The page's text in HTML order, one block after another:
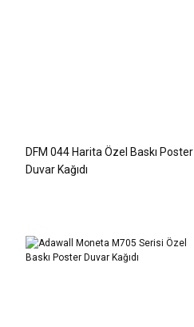
DFM 044 Harita Özel Baskı Poster
Duvar Kağıdı